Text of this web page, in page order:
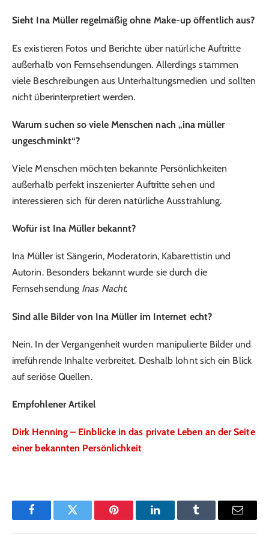
Sieht Ina Müller regelmäßig ohne Make-up öffentlich aus?
Es existieren Fotos und Berichte über natürliche Auftritte
außerhalb von Fernsehsendungen. Allerdings stammen
viele Beschreibungen aus Unterhaltungsmedien und sollten
nicht überinterpretiert werden.
Warum suchen so viele Menschen nach „ina müller
ungeschminkt“?
Viele Menschen möchten bekannte Persönlichkeiten
außerhalb perfekt inszenierter Auftritte sehen und
interessieren sich für deren natürliche Ausstrahlung.
Wofür ist Ina Müller bekannt?
Ina Müller ist Sängerin, Moderatorin, Kabarettistin und
Autorin. Besonders bekannt wurde sie durch die
Fernsehsendung Inas Nacht.
Sind alle Bilder von Ina Müller im Internet echt?
Nein. In der Vergangenheit wurden manipulierte Bilder und
irreführende Inhalte verbreitet. Deshalb lohnt sich ein Blick
auf seriöse Quellen.
Empfohlener Artikel
Dirk Henning – Einblicke in das private Leben an der Seite
einer bekannten Persönlichkeit
FacebookTwitter Pinterest LinkedInTumblr Email